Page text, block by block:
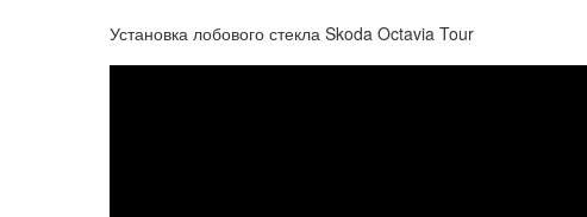
Установка лобового стекла Skoda Octavia Tour